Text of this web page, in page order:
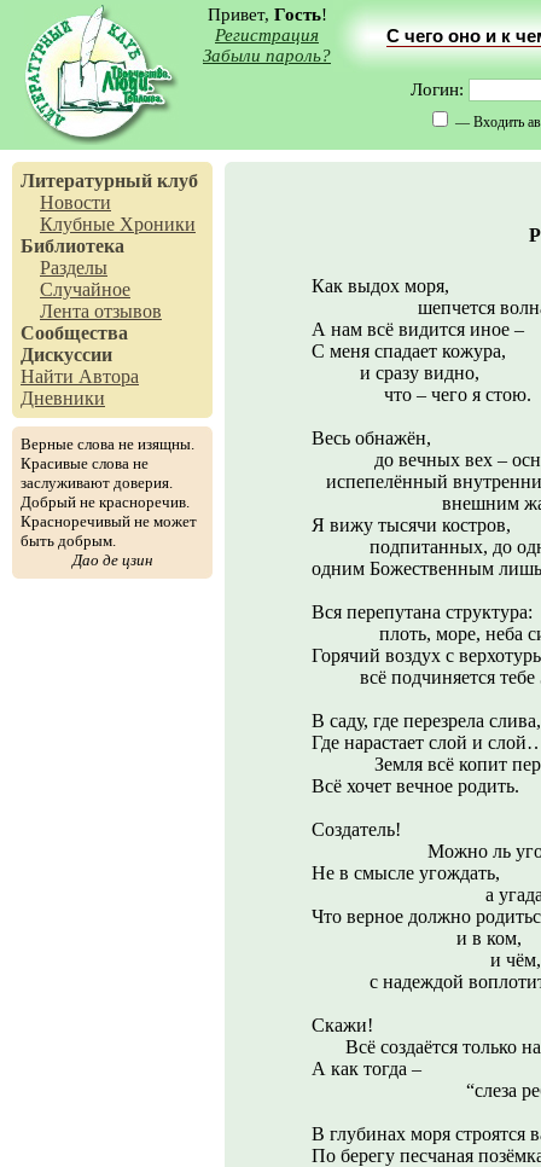
Привет, Гость!
Регистрация
Забыли пароль?
С чего оно и к
Логин:
— Входить
Литературный клуб
Новости
Клубные Хроники
Библиотека
Разделы
Случайное
Лента отзывов
Сообщества
Дискуссии
Найти Автора
Дневники
Верные слова не изящны.
Красивые слова не
заслуживают доверия.
Добрый не красноречив.
Красноречивый не может
быть добрым.
Дао де цзин
Как выдох моря,
шепчется
А нам всё видится иное –
С меня спадает кожура,
и сразу видно,
что – чего я стою.
Весь обнажён,
до вечных вех –
испепелённый
внешним
Я вижу тысячи костров,
подпитанных, до
одним Божественным
Вся перепутана структура:
плоть, море, неба
Горячий воздух с
всё подчиняется тебе
В саду, где перезрела слива,
Где нарастает слой и
Земля всё копит
Всё хочет вечное родить.
Создатель!
Можно ль
Не в смысле угождать,
а
Что верное должно
и в ком,
и чём,
с надеждой
Скажи!
Всё создаётся только
А как тогда –
“слеза
В глубинах моря строятся
По берегу песчаная